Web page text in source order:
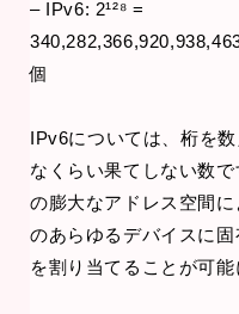
– IPv6: 2¹²⁸ =
個
IPv6については、桁を
なくらい果てしない数で
の膨大なアドレス空間
のあらゆるデバイスに固
を割り当てることが可能